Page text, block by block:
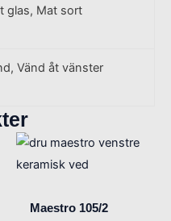
glas, Mat sort
Vänd åt vänster
Maestro 105/2